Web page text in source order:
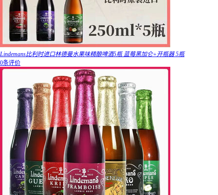
Lindemans比利时进口林德曼水果味精酿啤酒5瓶 蓝莓黑加仑+开瓶器 5瓶
0条评价